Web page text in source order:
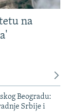
na
Beogradu:
Srbije i